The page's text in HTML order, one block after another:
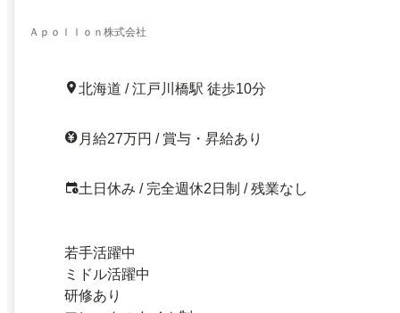
Ａｐｏｌｌｏｎ株式会社
北海道 / 江戸川橋駅 徒歩10分
月給27万円 / 賞与・昇給あり
土日休み / 完全週休2日制 / 残業なし
若手活躍中
ミドル活躍中
研修あり